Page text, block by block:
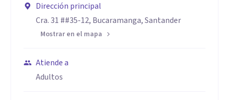
Dirección principal
Cra. 31 ##35-12, Bucaramanga, Santander
Mostrar en el mapa
Atiende a
Adultos